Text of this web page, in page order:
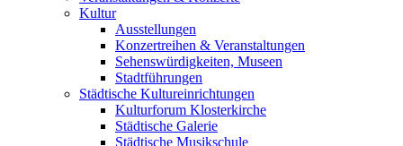
Kultur
Ausstellungen
Konzertreihen & Veranstaltungen
Sehenswürdigkeiten, Museen
Stadtführungen
Städtische Kultureinrichtungen
Kulturforum Klosterkirche
Städtische Galerie
Städtische Musikschule